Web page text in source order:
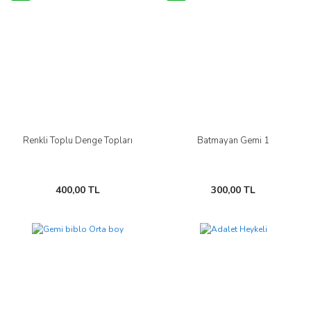
Renkli Toplu Denge Topları
400,00 TL
Batmayan Gemi 1
300,00 TL